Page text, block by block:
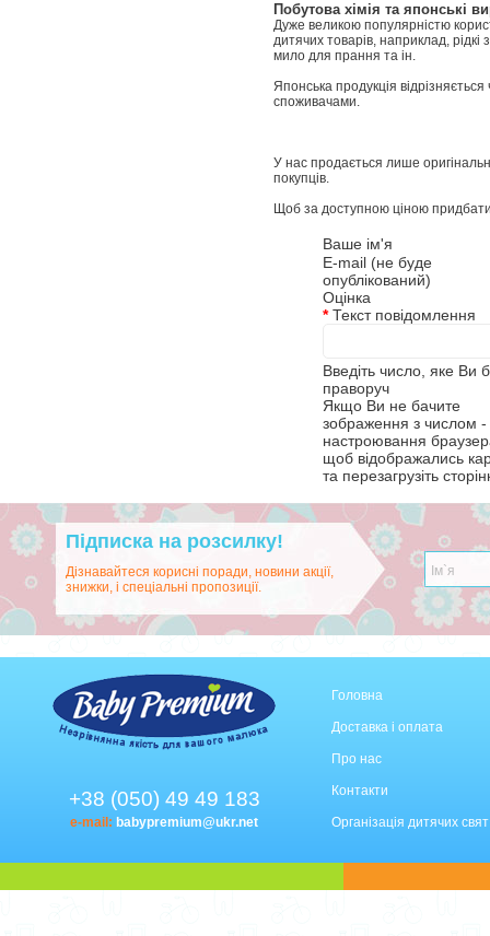
Побутова хімія та японські
Дуже великою популярністю
дитячих товарів, наприклад,
мило для прання та ін.
Японська продукція
споживачами.
У нас продається лише
покупців.
Щоб за доступною ціною
Ваше ім'я
E-mail (не буде
опублікований)
Оцінка
*Текст повідомлення
Введіть число, яке Ви
праворуч
Якщо Ви не бачите
зображення з числом -
настроювання
щоб відображались
та перезагрузіть
Підписка на розсилку!
Дізнавайтеся корисні поради, новини акції,
знижки, і спеціальні пропозиції.
+38 (050) 49 49 183
e-mail: babypremium@ukr.net
Головна
Доставка і оплата
Про нас
Контакти
Організація дитячих свят